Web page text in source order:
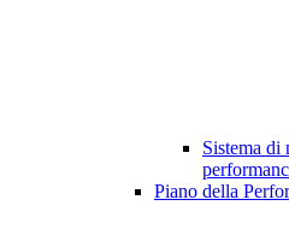
Sistema di
Piano della